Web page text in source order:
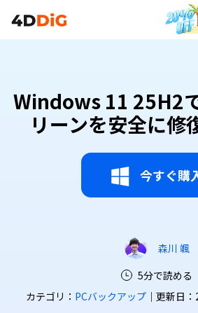
Windows 11 25H2
リーンを安全に修
今すぐ購
森川 颯
5分で読める
カテゴリ： PCバックアップ｜更新日